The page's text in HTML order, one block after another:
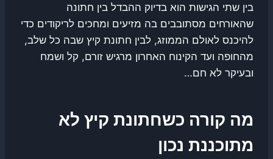
בין שתי הגישות הוא בדיוק ההבדל בין חתונה
שהאורחים מסתובבים בה מזיעים ומחכים לריקודים כדי
להיכנס לאולם הממוזג, לבין חתונת קיץ שבה כל שלב,
מהחופה ועד הקינוח האחרון מרגיש זורם, קל ושמח
ובעיקר לא חם…
מה קורה כשחתונת קיץ לא
מתוכננת נכון